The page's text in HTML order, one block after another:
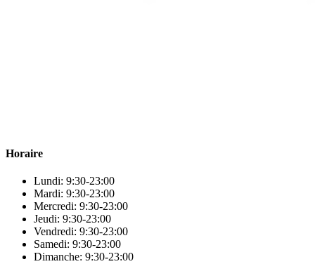
Horaire
Lundi: 9:30-23:00
Mardi: 9:30-23:00
Mercredi: 9:30-23:00
Jeudi: 9:30-23:00
Vendredi: 9:30-23:00
Samedi: 9:30-23:00
Dimanche: 9:30-23:00